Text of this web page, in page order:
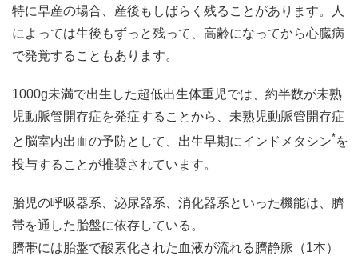
特に早産の場合、産後もしばらく残ることがあります。人
によっては生後もずっと残って、高齢になってから心臓病
で発覚することもあります。
1000g未満で出生した超低出生体重児では、約半数が未熟
児動脈管開存症を発症することから、未熟児動脈管開存症
と脳室内出血の予防として、出生早期にインドメタシン*を
投与することが推奨されています。
胎児の呼吸器系、泌尿器系、消化器系といった機能は、臍
帯を通した胎盤に依存している。
臍帯には胎盤で酸素化された血液が流れる臍静脈（1本）